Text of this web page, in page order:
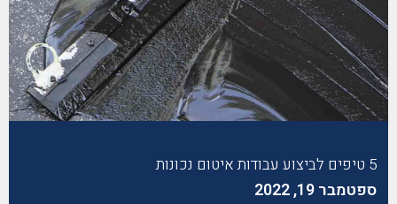
5 טיפים לביצוע עבודות איטום נכונות
ספטמבר 19, 2022